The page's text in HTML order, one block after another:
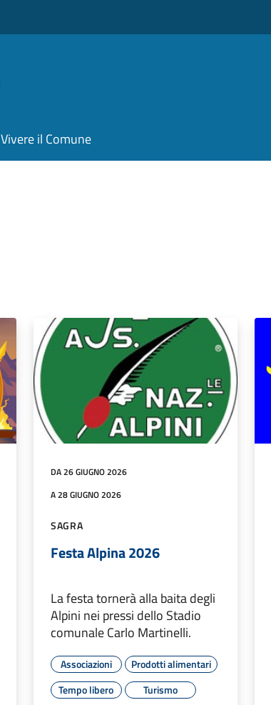
Vivere il Comune
DA 26 GIUGNO 2026
A 28 GIUGNO 2026
SAGRA
Festa Alpina 2026
La festa tornerà alla baita degli
Alpini nei pressi dello Stadio
comunale Carlo Martinelli.
Associazioni
Prodotti alimentari
Tempo libero
Turismo